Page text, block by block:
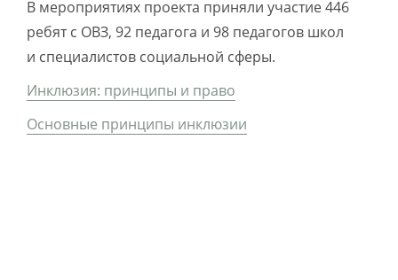
В мероприятиях проекта приняли участие 446
ребят с ОВЗ, 92 педагога и 98 педагогов школ
и специалистов социальной сферы.
Инклюзия: принципы и право
Основные принципы инклюзии